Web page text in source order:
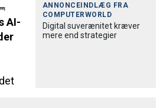
AI-
ANNONCEINDLÆG FRA
COMPUTERWORLD
Digital suverænitet kræver
mere end strategier